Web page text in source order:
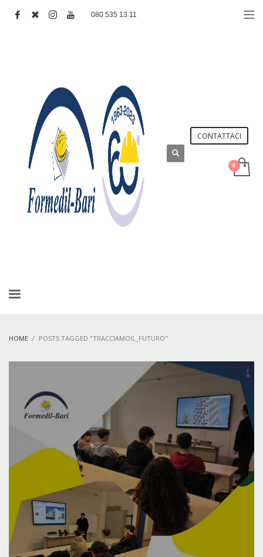
080 535 13 11
CONTATTACI
HOME POSTS TAGGED "TRACCIAMOIL_FUTURO"